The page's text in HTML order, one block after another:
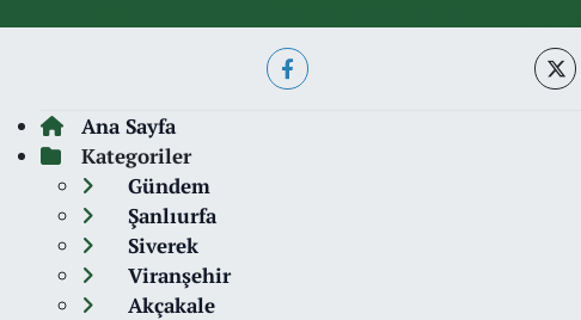
Ana Sayfa
Kategoriler
Gündem
Şanlıurfa
Siverek
Viranşehir
Akçakale